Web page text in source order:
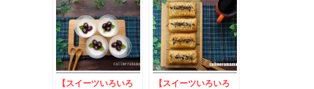
【スイーツいろいろ
【スイーツいろいろ